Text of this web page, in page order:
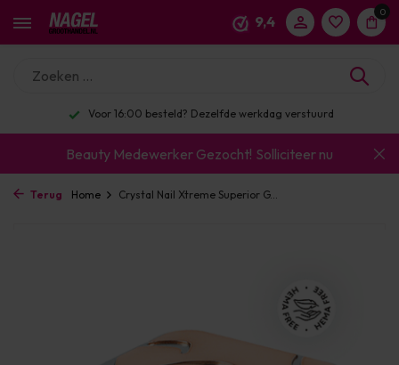
9,4
0
Voor 16:00 besteld? Dezelfde werkdag verstuurd
Beauty Medewerker Gezocht! Solliciteer nu
Terug Home Crystal Nail Xtreme Superior G...